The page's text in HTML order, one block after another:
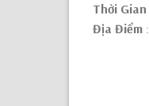
Thời Gian
Địa Điểm